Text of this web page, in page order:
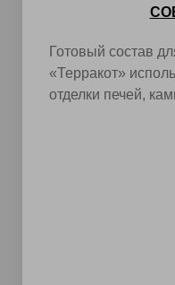
Готовый состав
«Терракот»
отделки печей,